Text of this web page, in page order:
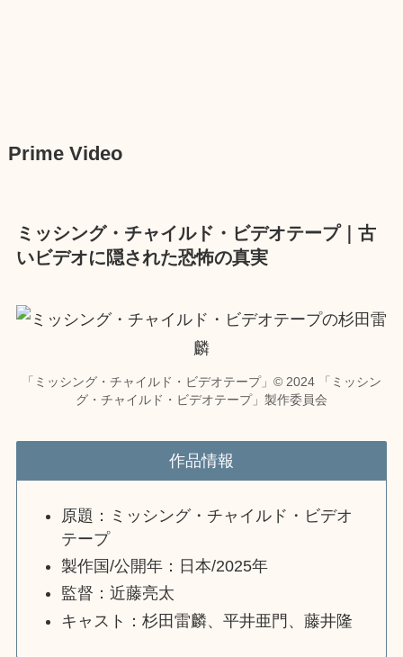
Prime Video
ミッシング・チャイルド・ビデオテープ｜古
いビデオに隠された恐怖の真実
「ミッシング・チャイルド・ビデオテープ」© 2024 「ミッシン
グ・チャイルド・ビデオテープ」製作委員会
作品情報
原題：ミッシング・チャイルド・ビデオ
テープ
製作国/公開年：日本/2025年
監督：近藤亮太
キャスト：杉田雷麟、平井亜門、藤井隆